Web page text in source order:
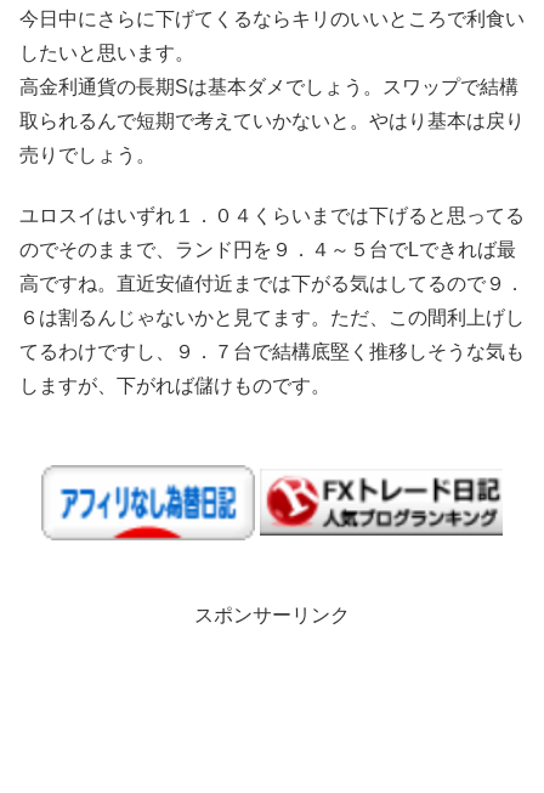
今日中にさらに下げてくるならキリのいいところで利食い
したいと思います。
高金利通貨の長期Sは基本ダメでしょう。スワップで結構
取られるんで短期で考えていかないと。やはり基本は戻り
売りでしょう。
ユロスイはいずれ１．０４くらいまでは下げると思ってる
のでそのままで、ランド円を９．４～５台でLできれば最
高ですね。直近安値付近までは下がる気はしてるので９．
６は割るんじゃないかと見てます。ただ、この間利上げし
てるわけですし、９．７台で結構底堅く推移しそうな気も
しますが、下がれば儲けものです。
スポンサーリンク